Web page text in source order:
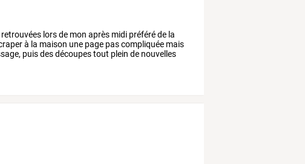
retrouvées lorsde mon après midi préféréde la
à la maison une page pascompliquée mais
puisdesdécoupestout plein de nouvelles